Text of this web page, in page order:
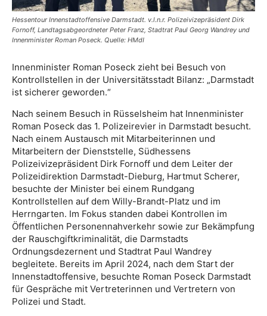
Hessentour Innenstadtoffensive Darmstadt. v.l.n.r. Polizeivizepräsident Dirk
Fornoff, Landtagsabgeordneter Peter Franz, Stadtrat Paul Georg Wandrey und
Innenminister Roman Poseck. Quelle: HMdI
Innenminister Roman Poseck zieht bei Besuch von
Kontrollstellen in der Universitätsstadt Bilanz: „Darmstadt
ist sicherer geworden.“
Nach seinem Besuch in Rüsselsheim hat Innenminister
Roman Poseck das 1. Polizeirevier in Darmstadt besucht.
Nach einem Austausch mit Mitarbeiterinnen und
Mitarbeitern der Dienststelle, Südhessens
Polizeivizepräsident Dirk Fornoff und dem Leiter der
Polizeidirektion Darmstadt-Dieburg, Hartmut Scherer,
besuchte der Minister bei einem Rundgang
Kontrollstellen auf dem Willy-Brandt-Platz und im
Herrngarten. Im Fokus standen dabei Kontrollen im
Öffentlichen Personennahverkehr sowie zur Bekämpfung
der Rauschgiftkriminalität, die Darmstadts
Ordnungsdezernent und Stadtrat Paul Wandrey
begleitete. Bereits im April 2024, nach dem Start der
Innenstadtoffensive, besuchte Roman Poseck Darmstadt
für Gespräche mit Vertreterinnen und Vertretern von
Polizei und Stadt.